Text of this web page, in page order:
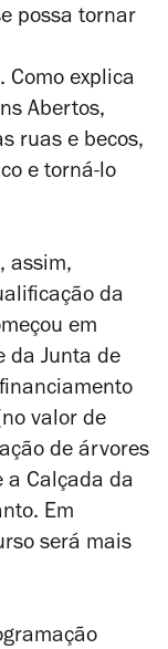
possa tornar
Como explica
Abertos,
ruas e becos,
e torná-lo
assim,
da
em
da Junta de
valor de
de árvores
a Calçada da
. Em
será mais